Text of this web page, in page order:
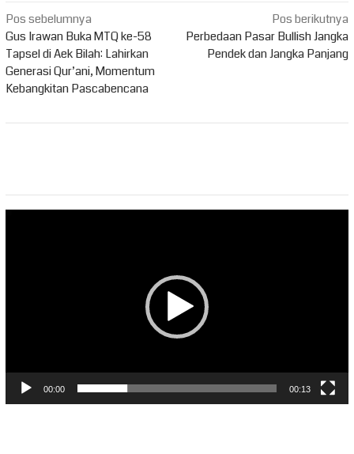
Navigasi
pos
Pos sebelumnya
Gus Irawan Buka MTQ ke-58
Tapsel di Aek Bilah: Lahirkan
Generasi Qur’ani, Momentum
Kebangkitan Pascabencana
Pos berikutnya
Perbedaan Pasar Bullish Jangka
Pendek dan Jangka Panjang
00:00 00:13